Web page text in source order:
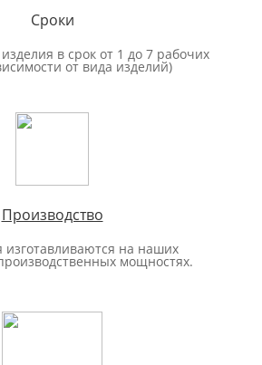
Сроки
в срок от 1 до 7 рабочих
от вида изделий)
Производство
изготавливаются на наших
мощностях.